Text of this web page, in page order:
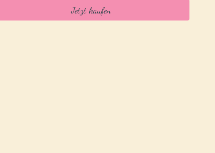
Jetzt kaufen